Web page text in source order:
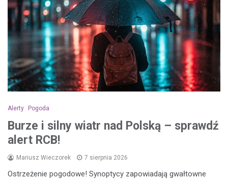
Alerty Pogoda
Burze i silny wiatr nad Polską – sprawdź
alert RCB!
Mariusz Wieczorek 7 sierpnia 2026
Ostrzeżenie pogodowe! Synoptycy zapowiadają gwałtowne